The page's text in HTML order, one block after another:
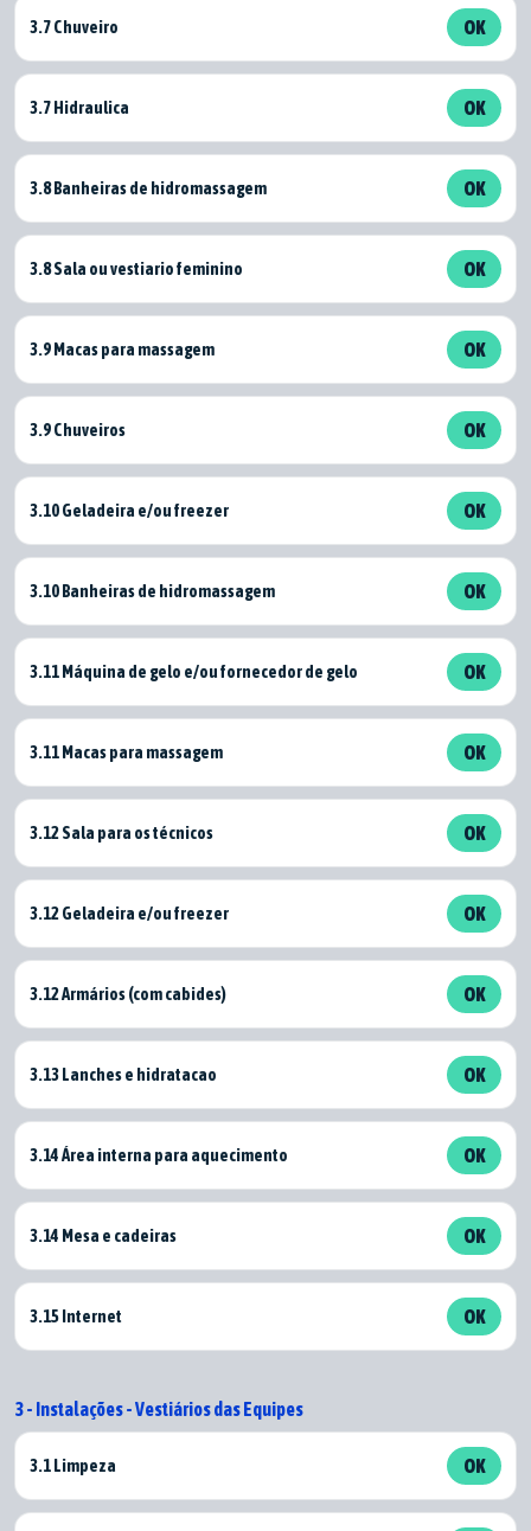
3.7 Chuveiro OK
3.7 Hidraulica OK
3.8 Banheiras de hidromassagem OK
3.8 Sala ou vestiario feminino OK
3.9 Macas para massagem OK
3.9 Chuveiros OK
3.10 Geladeira e/ou freezer OK
3.10 Banheiras de hidromassagem OK
3.11 Máquina de gelo e/ou fornecedor de gelo OK
3.11 Macas para massagem OK
3.12 Sala para os técnicos OK
3.12 Geladeira e/ou freezer OK
3.12 Armários (com cabides) OK
3.13 Lanches e hidratacao OK
3.14 Área interna para aquecimento OK
3.14 Mesa e cadeiras OK
3.15 Internet OK
3 - Instalações - Vestiários das Equipes
3.1 Limpeza OK